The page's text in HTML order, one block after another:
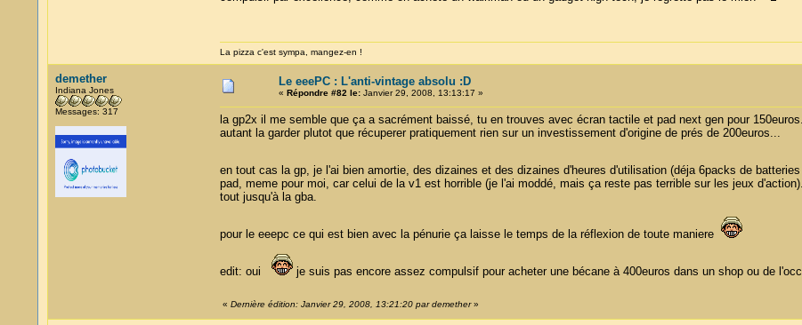
La pizza c'est sympa, mangez-en !
demether
Indiana Jones
Messages: 317
Le eeePC : L'anti-vintage absolu :D
« Répondre #82 le:Janvier 29, 2008, 13:13:17 »
la gp2x il me semble que ça a sacrément baissé, tu en trouves avec écran tactile et pad next gen pour
autant la garder plutot que récuperer pratiquement rien sur un investissement d'origine de prés de 200euros...
en tout cas la gp, je l'ai bien amortie, des dizaines et des dizaines d'heures d'utilisation (déja 6packs de
pad, meme pour moi, car celui de la v1 est horrible (je l'ai moddé, mais ça reste pas terrible sur les jeux
tout jusqu'à la gba.
pour le eeepc ce qui est bien avec la pénurie ça laisse le temps de la réflexion de toute maniere
edit: oui je suis pas encore assez compulsif pour acheter une bécane à 400euros dans un shop ou de
« Dernière édition: Janvier 29, 2008, 13:21:20 par demether»